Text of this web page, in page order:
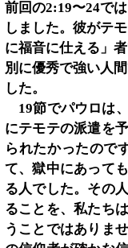
前回の2:19〜24で
しました。彼がテ
に福音に仕える」
別に優秀で強い人
した。
19節でパウロは
にテモテの派遣を
られたかったので
て、獄中にあって
る人でした。その
ることを、私たち
うことではありま